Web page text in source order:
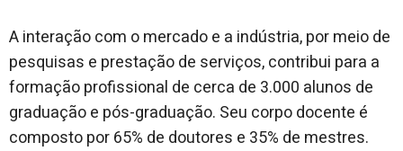
A interação com o mercado e a indústria, por meio de
pesquisas e prestação de serviços, contribui para a
formação profissional de cerca de 3.000 alunos de
graduação e pós-graduação. Seu corpo docente é
composto por 65% de doutores e 35% de mestres.